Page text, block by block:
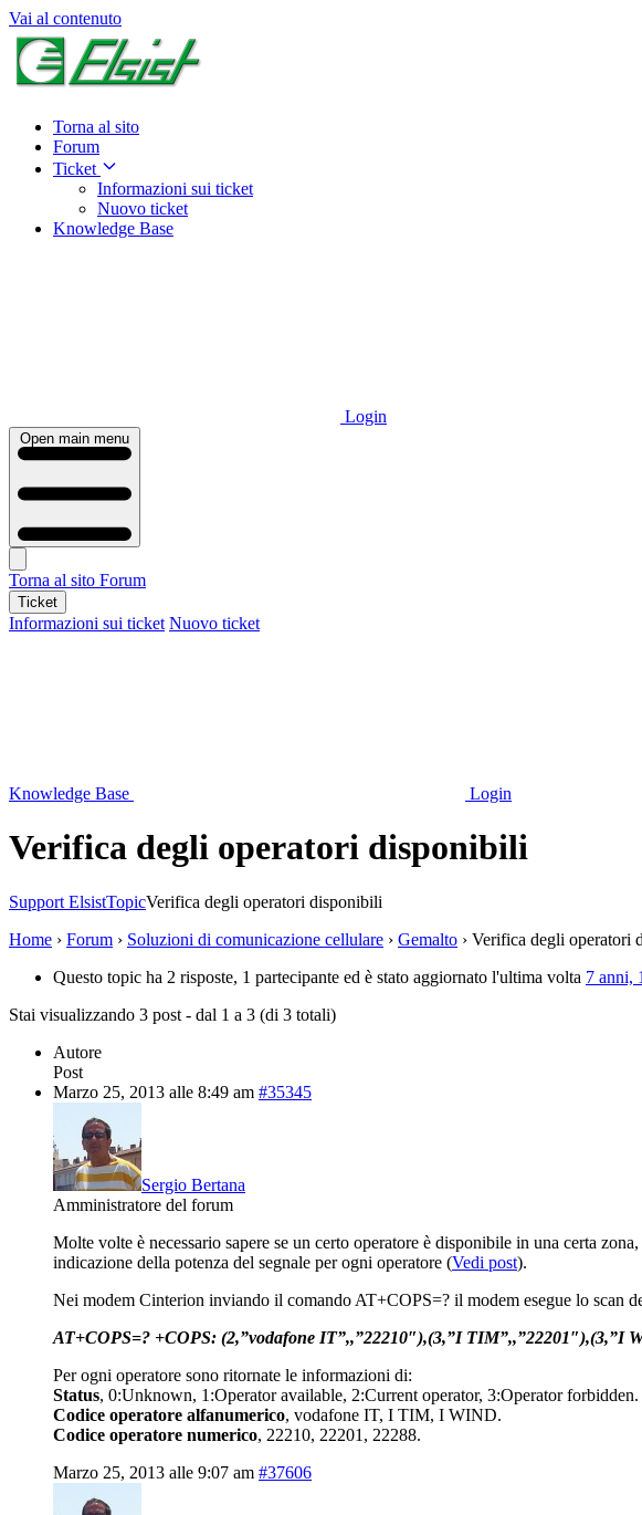
Vai al contenuto
Torna al sito
Forum
Ticket
Informazioni sui ticket
Nuovo ticket
Knowledge Base
Login
Open main menu
Torna al sito Forum
Ticket
Informazioni sui ticket Nuovo ticket
Knowledge Base Login
Verifica degli operatori disponibili
Support ElsistTopicVerifica degli operatori disponibili
Home › Forum › Soluzioni di comunicazione cellulare › Gemalto › Verifica degli operatori
Questo topic ha 2 risposte, 1 partecipante ed è stato aggiornato l'ultima volta 7 anni,
Stai visualizzando 3 post - dal 1 a 3 (di 3 totali)
Autore
Post
Marzo 25, 2013 alle 8:49 am #35345
Sergio Bertana
Amministratore del forum
Molte volte è necessario sapere se un certo operatore è disponibile in una certa
indicazione della potenza del segnale per ogni operatore (Vedi post).
Nei modem Cinterion inviando il comando AT+COPS=? il modem esegue lo scan
AT+COPS=? +COPS: (2,”vodafone IT”,,”22210″),(3,”I TIM”,,”22201″),(3,”I
Per ogni operatore sono ritornate le informazioni di:
Status, 0:Unknown, 1:Operator available, 2:Current operator, 3:Operator forbidden.
Codice operatore alfanumerico, vodafone IT, I TIM, I WIND.
Codice operatore numerico, 22210, 22201, 22288.
Marzo 25, 2013 alle 9:07 am #37606